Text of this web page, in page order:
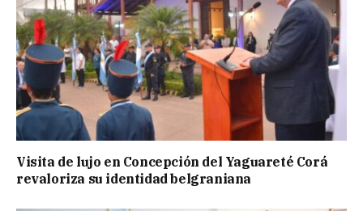
Visita de lujo en Concepción del Yaguareté Corá
revaloriza su identidad belgraniana